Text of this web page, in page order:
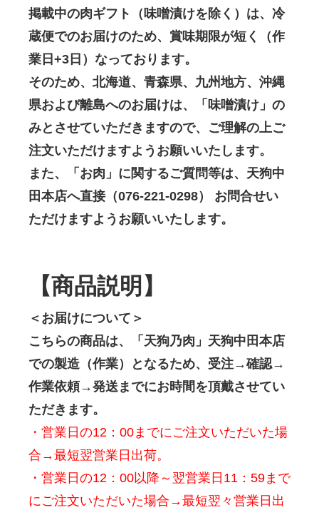
掲載中の肉ギフト（味噌漬けを除く）は、冷
蔵便でのお届けのため、賞味期限が短く（作
業日+3日）なっております。
そのため、北海道、青森県、九州地方、沖縄
県および離島へのお届けは、「味噌漬け」の
みとさせていただきますので、ご理解の上ご
注文いただけますようお願いいたします。
また、「お肉」に関するご質問等は、天狗中
田本店へ直接（076-221-0298） お問合せい
ただけますようお願いいたします。
【商品説明】
＜お届けについて＞
こちらの商品は、「天狗乃肉」天狗中田本店
での製造（作業）となるため、受注→確認→
作業依頼→発送までにお時間を頂戴させてい
ただきます。
・営業日の12：00までにご注文いただいた場
合→最短翌営業日出荷。
・営業日の12：00以降～翌営業日11：59まで
にご注文いただいた場合→最短翌々営業日出